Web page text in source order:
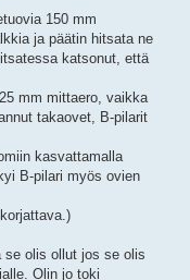
150 mm
ja päätin hitsata ne
katsonut, että
mm mittaero, vaikka
takaovet, B-pilarit
kasvattamalla
B-pilari myös ovien
se olis ollut jos se olis
Olin jo toki